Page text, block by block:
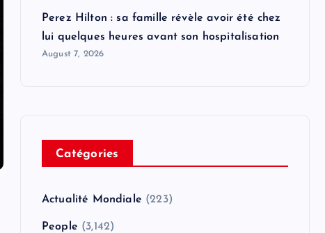
Perez Hilton : sa famille révèle avoir été chez
lui quelques heures avant son hospitalisation
August 7, 2026
Catégories
Actualité Mondiale (223)
People (3,142)